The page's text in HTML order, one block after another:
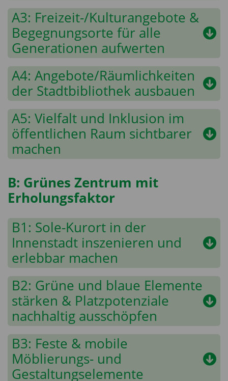
A3: Freizeit-/Kulturangebote &
Begegnungsorte für alle
Generationen aufwerten
A4: Angebote/Räumlichkeiten
der Stadtbibliothek ausbauen
A5: Vielfalt und Inklusion im
öffentlichen Raum sichtbarer
machen
B: Grünes Zentrum mit
Erholungsfaktor
B1: Sole-Kurort in der
Innenstadt inszenieren und
erlebbar machen
B2: Grüne und blaue Elemente
stärken & Platzpotenziale
nachhaltig ausschöpfen
B3: Feste & mobile
Möblierungs- und
Gestaltungselemente